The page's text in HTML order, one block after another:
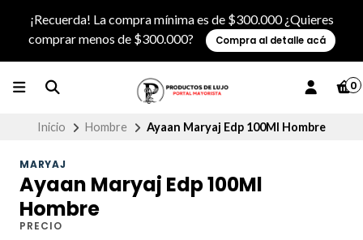
¡Recuerda! La compra mínima es de $300.000 ¿Quieres
comprar menos de $300.000?
Compra al detalle acá
0
Inicio Hombre Ayaan Maryaj Edp 100Ml Hombre
MARYAJ
Ayaan Maryaj Edp 100Ml
Hombre
PRECIO